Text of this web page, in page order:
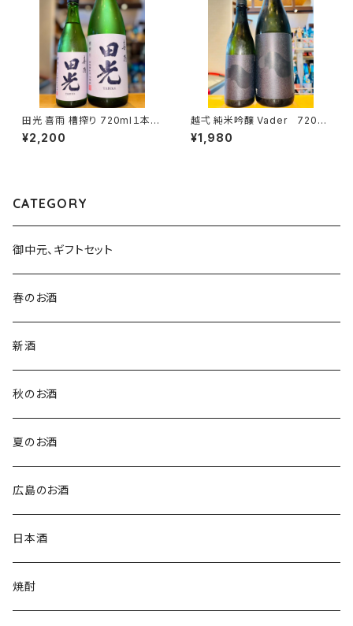
田光 喜雨 槽搾り 720ml１本
（早川酒造・三重県三重郡菰野
町）
¥2,200
越弌 純米吟醸 Vader 720ml
１本（株式会社越後鶴亀・新潟県
新潟市西蒲区竹野町）
¥1,980
CATEGORY
御中元、ギフトセット
春のお酒
新酒
秋のお酒
夏のお酒
広島のお酒
日本酒
焼酎